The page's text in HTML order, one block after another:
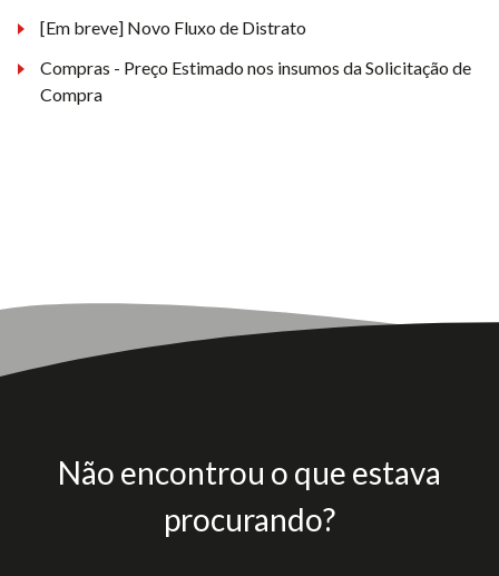
[Em breve] Novo Fluxo de Distrato
Compras - Preço Estimado nos insumos da Solicitação de
Compra
Não encontrou o que estava
procurando?